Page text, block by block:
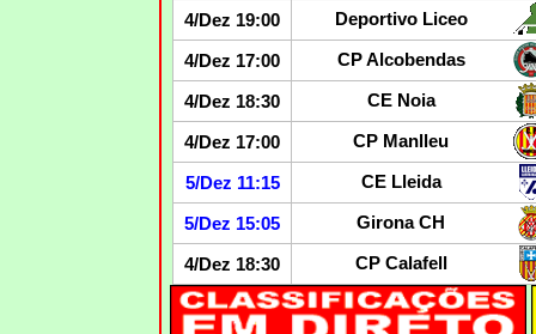
4/Dez 19:00 Deportivo Liceo
4/Dez 17:00 CP Alcobendas
4/Dez 18:30 CE Noia
4/Dez 17:00 CP Manlleu
5/Dez 11:15 CE Lleida
5/Dez 15:05 Girona CH
4/Dez 18:30 CP Calafell